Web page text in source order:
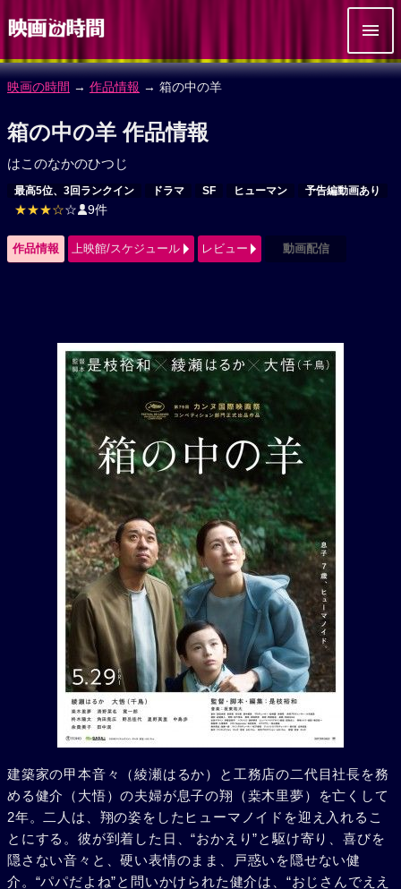
映画の時間 → 作品情報 → 箱の中の羊
箱の中の羊 作品情報
はこのなかのひつじ
最高5位、3回ランクイン ドラマ SF ヒューマン 予告編動画あり
★★★☆☆ 9件
作品情報 上映館/スケジュール レビュー 動画配信
建築家の甲本音々（綾瀬はるか）と工務店の二代目社長を務
める健介（大悟）の夫婦が息子の翔（桒木里夢）を亡くして
2年。二人は、翔の姿をしたヒューマノイドを迎え入れるこ
とにする。彼が到着した日、“おかえり”と駆け寄り、喜びを
隠さない音々と、硬い表情のまま、戸惑いを隠せない健
介。“パパだよね”と問いかけられた健介は、“おじさんでええ